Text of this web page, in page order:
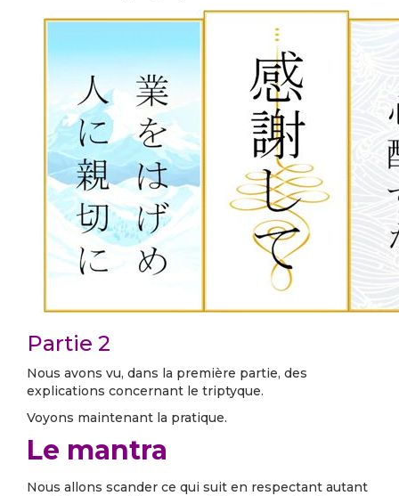
Partie 2
Nous avons vu, dans la première partie, des
explications concernant le triptyque.
Voyons maintenant la pratique.
Le mantra
Nous allons scander ce qui suit en respectant autant